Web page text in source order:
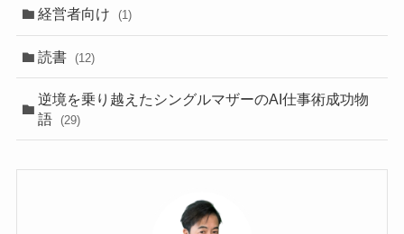
経営者向け (1)
読書 (12)
逆境を乗り越えたシングルマザーのAI仕事術成功物
語
(29)